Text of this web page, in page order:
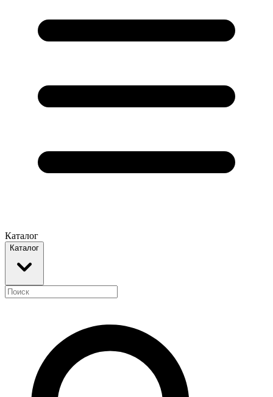
Каталог
Каталог